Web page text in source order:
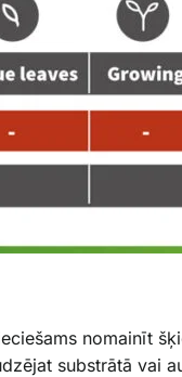
nomainīt
substrātā